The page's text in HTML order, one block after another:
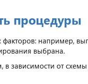
процедуры
например,
выбрана.
в зависимости от